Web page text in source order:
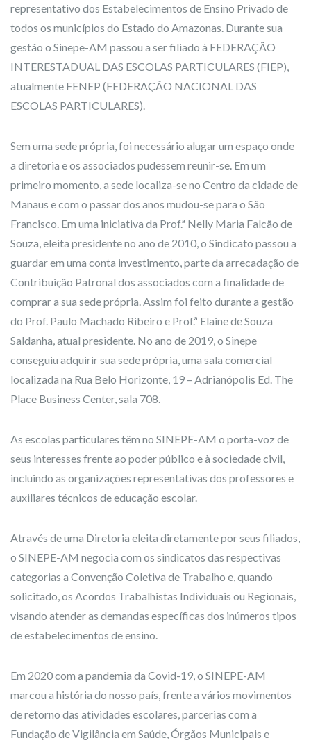
representativo dos Estabelecimentos de Ensino Privado de
todos os municípios do Estado do Amazonas. Durante sua
gestão o Sinepe-AM passou a ser filiado à FEDERAÇÃO
INTERESTADUAL DAS ESCOLAS PARTICULARES (FIEP),
atualmente FENEP (FEDERAÇÃO NACIONAL DAS
ESCOLAS PARTICULARES).
Sem uma sede própria, foi necessário alugar um espaço onde
a diretoria e os associados pudessem reunir-se. Em um
primeiro momento, a sede localiza-se no Centro da cidade de
Manaus e com o passar dos anos mudou-se para o São
Francisco. Em uma iniciativa da Prof.ª Nelly Maria Falcão de
Souza, eleita presidente no ano de 2010, o Sindicato passou a
guardar em uma conta investimento, parte da arrecadação de
Contribuição Patronal dos associados com a finalidade de
comprar a sua sede própria. Assim foi feito durante a gestão
do Prof. Paulo Machado Ribeiro e Prof.ª Elaine de Souza
Saldanha, atual presidente. No ano de 2019, o Sinepe
conseguiu adquirir sua sede própria, uma sala comercial
localizada na Rua Belo Horizonte, 19 – Adrianópolis Ed. The
Place Business Center, sala 708.
As escolas particulares têm no SINEPE-AM o porta-voz de
seus interesses frente ao poder público e à sociedade civil,
incluindo as organizações representativas dos professores e
auxiliares técnicos de educação escolar.
Através de uma Diretoria eleita diretamente por seus filiados,
o SINEPE-AM negocia com os sindicatos das respectivas
categorias a Convenção Coletiva de Trabalho e, quando
solicitado, os Acordos Trabalhistas Individuais ou Regionais,
visando atender as demandas específicas dos inúmeros tipos
de estabelecimentos de ensino.
Em 2020 com a pandemia da Covid-19, o SINEPE-AM
marcou a história do nosso país, frente a vários movimentos
de retorno das atividades escolares, parcerias com a
Fundação de Vigilância em Saúde, Órgãos Municipais e